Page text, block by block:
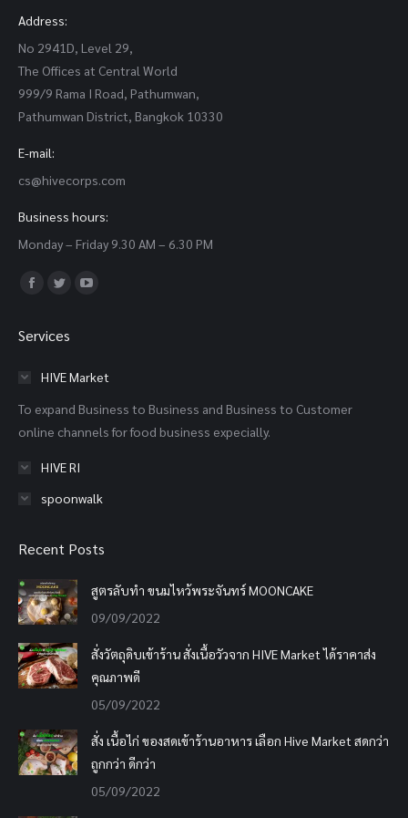
Address:
No 2941D, Level 29,
The Offices at Central World
999/9 Rama I Road, Pathumwan,
Pathumwan District, Bangkok 10330
E-mail:
cs@hivecorps.com
Business hours:
Monday – Friday 9.30 AM – 6.30 PM
Find us on:
Facebook
opens
window
Twitter
opens
windowwindow
Services
HIVE Market
To expand Business to Business and Business to Customer
online channels for food business expecially.
HIVE RI
spoonwalk
Recent Posts
สูตรลับทำ ขนมไหว้พระจันทร์ MOONCAKE
09/09/2022
สั่งวัตถุดิบเข้าร้าน สั่งเนื้อวัวจาก HIVE Market ได้ราคาส่ง
คุณภาพดี
05/09/2022
สั่ง เนื้อไก่ ของสดเข้าร้านอาหาร เลือก Hive Market สดกว่า
ถูกกว่า ดีกว่า
05/09/2022